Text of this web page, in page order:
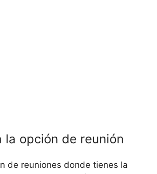
la opción de reunión
de reuniones donde tienes la